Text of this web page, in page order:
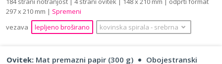
Išči
297 x 210 mm | Spremeni
vezava
lepljeno broširano kovinska spirala ‐ srebrna
Ovitek: Mat premazni papir (300 g)
Obojestranski